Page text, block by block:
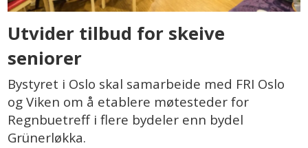
Utvider tilbud for skeive
seniorer
Bystyret i Oslo skal samarbeide med FRI Oslo
og Viken om å etablere møtesteder for
Regnbuetreff i flere bydeler enn bydel
Grünerløkka.